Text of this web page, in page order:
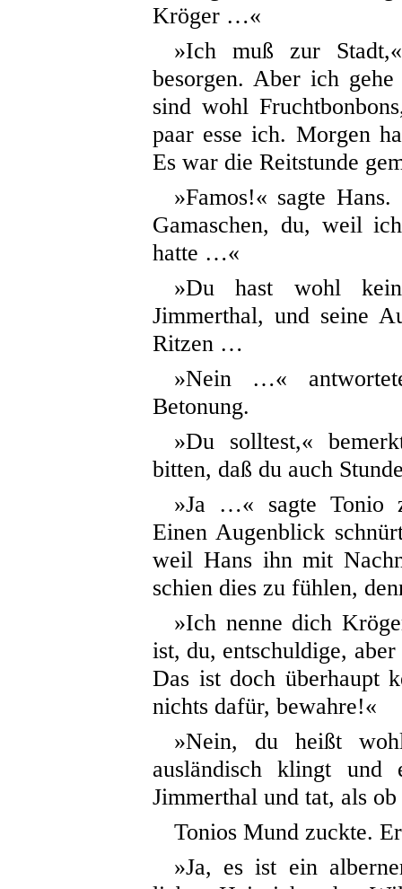
Kröger …«
»Ich muß zur
besorgen. Aber ich
sind wohl
paar esse ich. Morgen
Es war die Reitstunde
»Famos!« sagte
Gamaschen, du, weil
hatte …«
»Du hast wohl
Jimmerthal, und seine
Ritzen …
»Nein …«
Betonung.
»Du solltest,«
bitten, daß du auch
»Ja …« sagte Tonio
Einen Augenblick
weil Hans ihn mit
schien dies zu fühlen,
»Ich nenne dich
ist, du, entschuldige,
Das ist doch überhaupt
nichts dafür, bewahre!«
»Nein, du heißt
ausländisch klingt und
Jimmerthal und tat, als
Tonios Mund zuckte.
»Ja, es ist ein